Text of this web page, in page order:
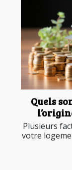
Quels
Plusieurs
votre